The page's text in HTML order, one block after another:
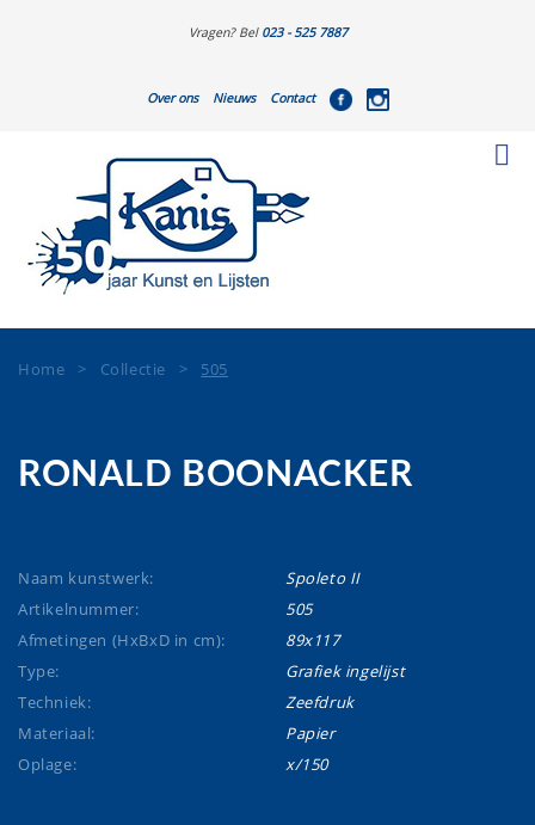
Vragen? Bel 023 - 525 7887
Over ons Nieuws Contact
Home > Collectie > 505
RONALD BOONACKER
Naam kunstwerk:
Spoleto II
Artikelnummer:
505
Afmetingen (HxBxD in cm):
89x117
Type:
Grafiek ingelijst
Techniek:
Zeefdruk
Materiaal:
Papier
Oplage:
x/150